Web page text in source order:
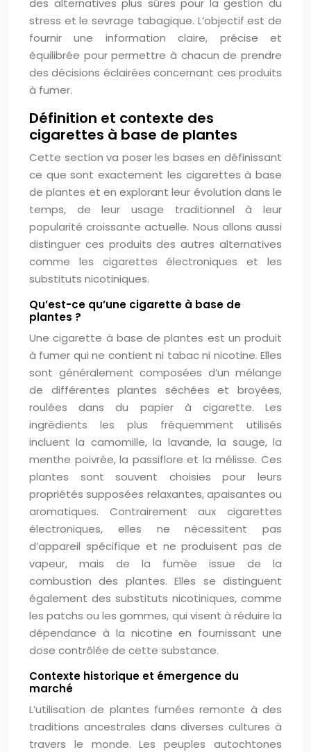
des alternatives plus sûres pour la gestion du
stress et le sevrage tabagique. L’objectif est de
fournir une information claire, précise et
équilibrée pour permettre à chacun de prendre
des décisions éclairées concernant ces produits
à fumer.
Définition et contexte des
cigarettes à base de plantes
Cette section va poser les bases en définissant
ce que sont exactement les cigarettes à base
de plantes et en explorant leur évolution dans le
temps, de leur usage traditionnel à leur
popularité croissante actuelle. Nous allons aussi
distinguer ces produits des autres alternatives
comme les cigarettes électroniques et les
substituts nicotiniques.
Qu’est-ce qu’une cigarette à base de
plantes ?
Une cigarette à base de plantes est un produit
à fumer qui ne contient ni tabac ni nicotine. Elles
sont généralement composées d’un mélange
de différentes plantes séchées et broyées,
roulées dans du papier à cigarette. Les
ingrédients les plus fréquemment utilisés
incluent la camomille, la lavande, la sauge, la
menthe poivrée, la passiflore et la mélisse. Ces
plantes sont souvent choisies pour leurs
propriétés supposées relaxantes, apaisantes ou
aromatiques. Contrairement aux cigarettes
électroniques, elles ne nécessitent pas
d’appareil spécifique et ne produisent pas de
vapeur, mais de la fumée issue de la
combustion des plantes. Elles se distinguent
également des substituts nicotiniques, comme
les patchs ou les gommes, qui visent à réduire la
dépendance à la nicotine en fournissant une
dose contrôlée de cette substance.
Contexte historique et émergence du
marché
L’utilisation de plantes fumées remonte à des
traditions ancestrales dans diverses cultures à
travers le monde. Les peuples autochtones